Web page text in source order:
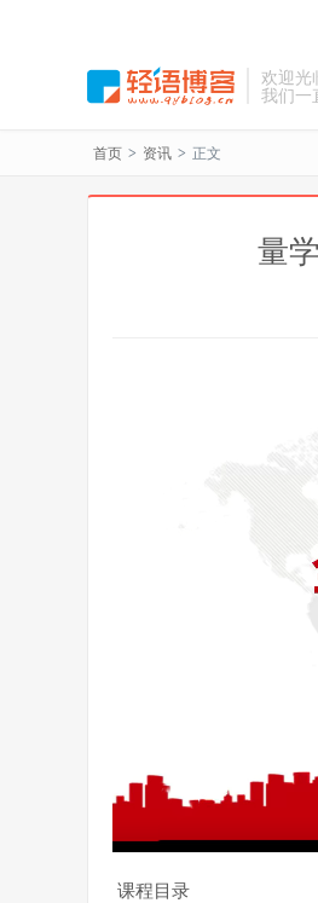
欢迎光
我们一
首页 > 资讯 > 正文
量
课程目录